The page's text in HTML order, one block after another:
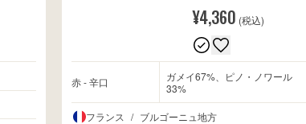
¥4,360 (税込)
赤 - 辛口
ガメイ67%、ピノ・ノワール
33%
フランス / ブルゴーニュ地方